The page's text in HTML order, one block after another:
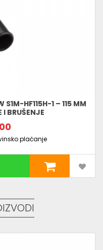
HF115H-1 – 115 MM
I BRUŠENJE
plaćanje